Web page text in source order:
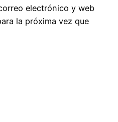
electrónico y web
la próxima vez que